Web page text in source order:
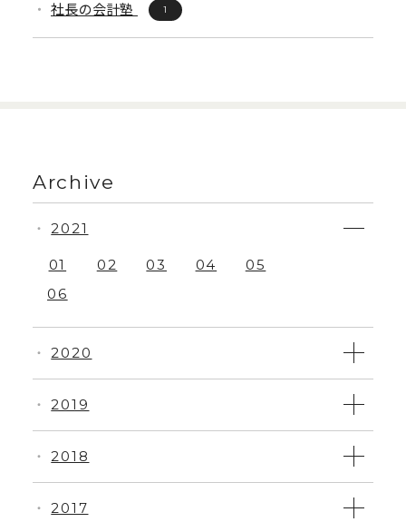
社長の会計塾 1
Archive
・ 2017
・ 2018
・ 2019
・ 2020
・ 2021
01 02 03 04
05
06